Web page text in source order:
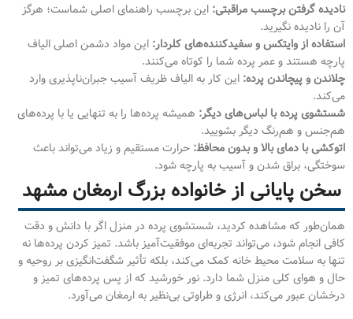
نادیده گرفتن برچسب مراقبتی: این برچسب راهنمای اصلی شماست؛ هرگز
آن را نادیده نگیرید.
استفاده از وایتکس و سفیدکننده‌های کلردار: این مواد دشمن اصلی الیاف
پارچه هستند و عمر پرده شما را کوتاه می‌کنند.
چلاندن و پیچاندن پرده: این کار به الیاف ظریف آسیب جبران‌ناپذیری وارد
می‌کند.
شستشوی پرده با لباس‌های دیگر: همیشه پرده‌ها را به تنهایی یا با پرده‌های
هم‌جنس و هم‌رنگ دیگر بشویید.
اتوکشی با دمای بالا و بدون محافظ: حرارت مستقیم و زیاد می‌تواند باعث
سوختگی، براق شدن و آسیب به پارچه شود.
سخن پایانی از خانواده بزرگ ارمغان مشهد
همان‌طور که مشاهده کردید، شستشوی پرده در منزل اگر با دانش و دقت
کافی انجام شود، می‌تواند تجربه‌ای موفقیت‌آمیز باشد. تمیز کردن پرده‌ها نه
تنها به سلامت محیط خانه کمک می‌کند، بلکه تأثیر شگفت‌انگیزی بر روحیه و
حال و هوای کلی منزل شما دارد. نور خورشید که از پس پرده‌های تمیز و
درخشان عبور می‌کند، انرژی و طراوتی بی‌نظیر به ارمغان می‌آورد.